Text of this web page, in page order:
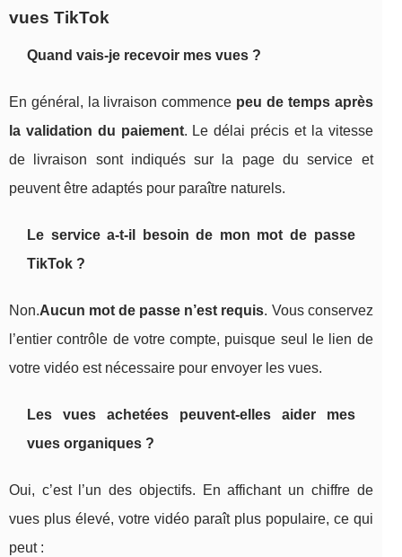
vues TikTok
Quand vais-je recevoir mes vues ?
En général, la livraison commence peu de temps après
la validation du paiement. Le délai précis et la vitesse
de livraison sont indiqués sur la page du service et
peuvent être adaptés pour paraître naturels.
Le service a-t-il besoin de mon mot de passe
TikTok ?
Non.Aucun mot de passe n’est requis. Vous conservez
l’entier contrôle de votre compte, puisque seul le lien de
votre vidéo est nécessaire pour envoyer les vues.
Les vues achetées peuvent-elles aider mes
vues organiques ?
Oui, c’est l’un des objectifs. En affichant un chiffre de
vues plus élevé, votre vidéo paraît plus populaire, ce qui
peut :